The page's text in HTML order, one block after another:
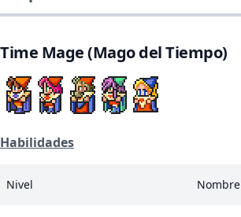
Time Mage (Mago del Tiempo)
Habilidades
Nivel Nombre